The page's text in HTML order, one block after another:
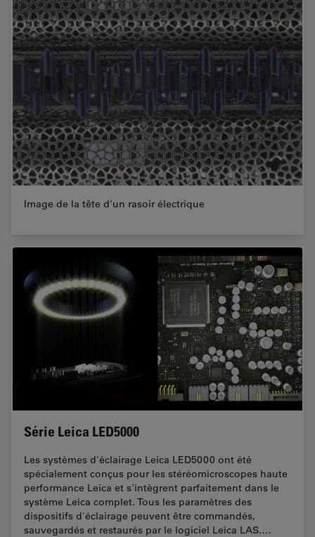
Image de la tête d'un rasoir électrique
Série Leica LED5000
Les systèmes d'éclairage Leica LED5000 ont été
spécialement conçus pour les stéréomicroscopes haute
performance Leica et s'intègrent parfaitement dans le
système Leica complet. Tous les paramètres des
dispositifs d'éclairage peuvent être commandés,
sauvegardés et restaurés par le logiciel Leica LAS.…